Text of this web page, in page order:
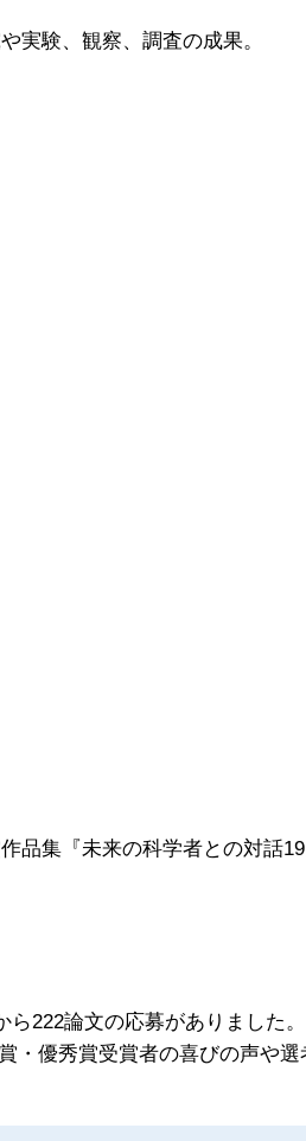
験、観察、調査の成果。
品集『未来の科学者との対話
222論文の応募がありました。
・優秀賞受賞者の喜びの声や